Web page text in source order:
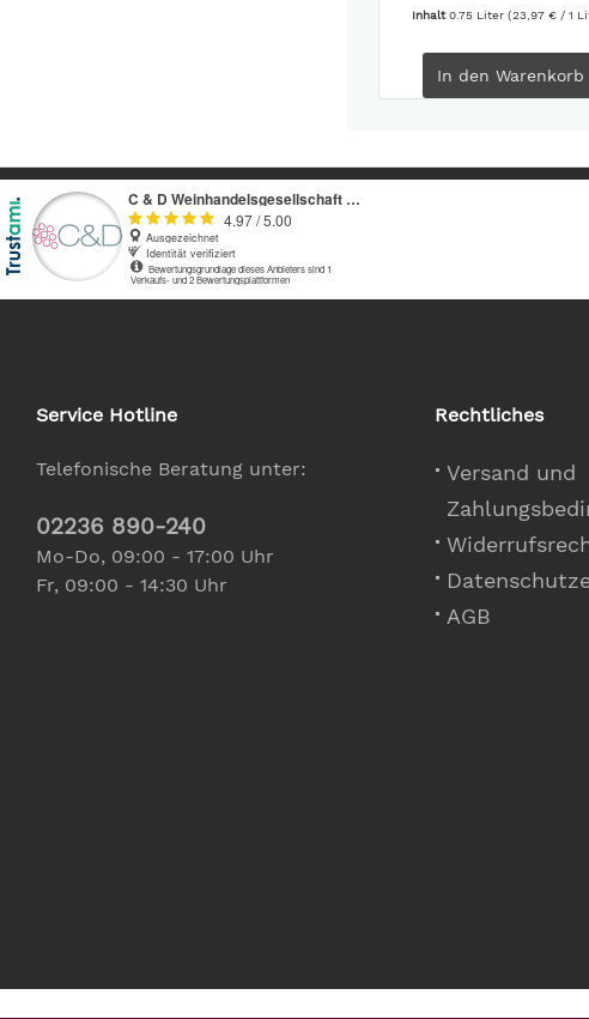
Inhalt0.75 Liter (23,97 € / 1
In den Warenkorb
Service Hotline
Telefonische Beratung unter:
02236 890-240
Mo-Do, 09:00 - 17:00 Uhr
Fr, 09:00 - 14:30 Uhr
Rechtliches
Versand und
AGB